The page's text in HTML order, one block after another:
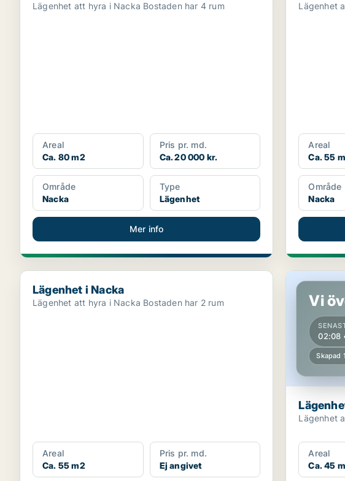
Lägenhet att hyra i Nacka Bostaden har 4 rum
Areal
Ca. 80 m2
Pris pr. md.
Ca. 20 000 kr.
Område
Nacka
Type
Lägenhet
Mer info
Areal
Ca. 55
Område
Nacka
Lägenhet i Nacka
Lägenhet i Nacka
Lägenhet att hyra i Nacka Bostaden har 2 rum
Areal
Ca. 55 m2
Pris pr. md.
Ej angivet
Lägenhet i
Vi
02:08
Skapad
Areal
Ca. 45